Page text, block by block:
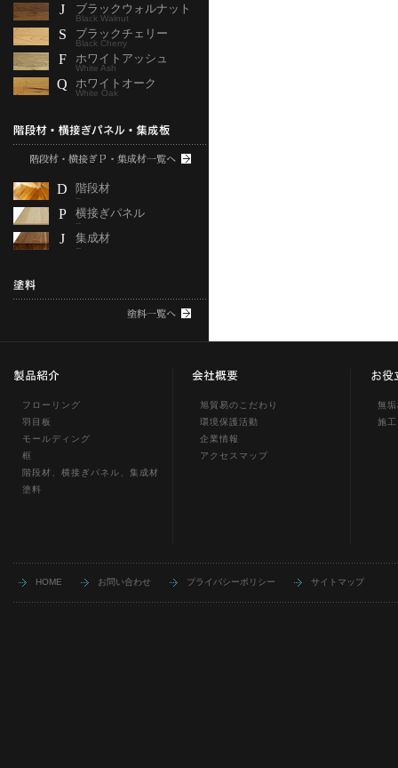
J ブラックウォルナット
Black Walnut
S ブラックチェリー
Black Cherry
F ホワイトアッシュ
White Ash
Q ホワイトオーク
White Oak
D 階段材
--
P 横接ぎパネル
--
J 集成材
--
フローリング
羽目板
モールディング
框
階段材、横接ぎパネル、集成材
塗料
旭貿易のこだわり
環境保護活動
企業情報
アクセスマップ
無
施
HOME お問い合わせ プライバシーポリシー サイトマップ